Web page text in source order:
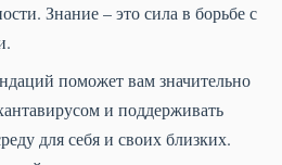
Знание – это сила в борьбе с
поможет вам значительно
и поддерживать
для себя и своих близких.